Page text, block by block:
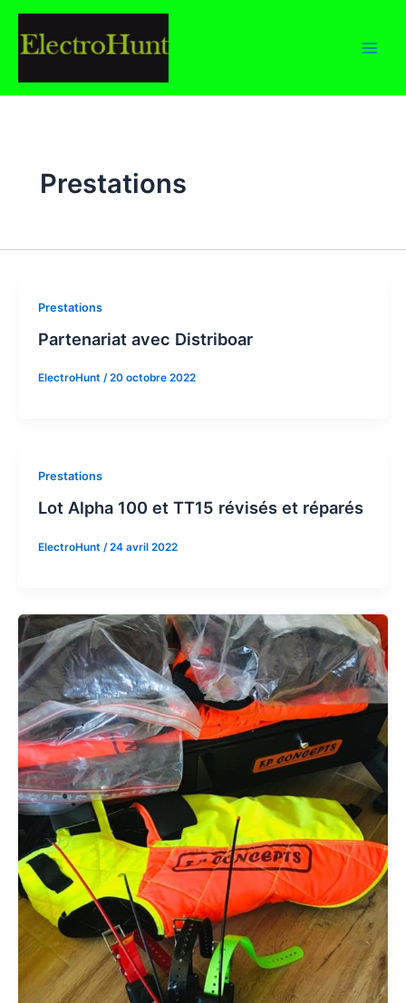
Aller
contenu
Prestations
Prestations
Partenariat avec Distriboar
ElectroHunt /20 octobre 2022
Prestations
Lot Alpha 100 et TT15 révisés et réparés
ElectroHunt /24 avril 2022